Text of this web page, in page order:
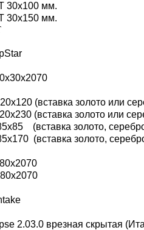
мм.
мм.
(вставка золото или
(вставка золото или
(вставка золото,
(вставка золото,
2.03.0 врезная скрытая